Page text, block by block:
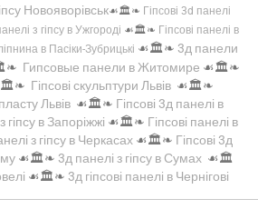
Новояворівськ☙🏛️❧ Гіпсові 3d панелі
з гіпсу в Ужгороді ☙🏛️❧ Гіпсові панелі в
в Пасіки-Зубрицькі ☙🏛️❧ 3д панели
Гипсовые панели в Житомире ☙🏛️❧
Гіпсові скульптури Львів ☙🏛️❧
Львів ☙🏛️❧ Гіпсові 3д панелі в
гіпсу в Запоріжжі ☙🏛️❧ Гіпсові панелі в
з гіпсу в Черкасах ☙🏛️❧ Гіпсові 3д
☙🏛️❧ 3д панелі з гіпсу в Сумах ☙🏛️
☙🏛️❧ 3д гіпсові панелі в Чернігові